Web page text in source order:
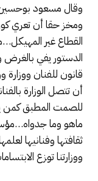
وقال مسعود
ومخز حقا أن تعري
القطاع غير
الدستور يفي
قانون للفنان
أن تتصل الوزارة
للصمت المطبق كمن
ماهو وما
ثقافتها وفنانيها
ووزارتنا توزع